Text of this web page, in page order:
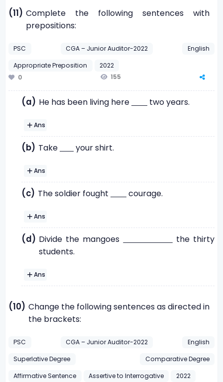
(11) Complete the following sentences with
prepositions:
PSC CGA – Junior Auditor-2022
English
Appropriate Preposition
2022
0
155
(a) He has been living here two years.
Ans
(b) Take your shirt.
Ans
(c) The soldier fought courage.
Ans
(d) Divide the mangoes
the thirty
students.
Ans
(10) Change the following sentences as directed in
the brackets:
PSC CGA – Junior Auditor-2022
English
Superlative Degree
Comparative Degree
Affirmative Sentence
Assertive to Interrogative
2022